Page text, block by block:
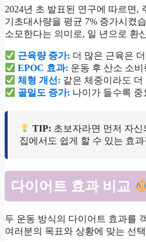
2024년 초 발표된 연구에 따르면,
기초대사량을 평균 7% 증가시켰
소모한다는 의미로, 일 년으로 환
근육량 증가: 더 많은 근육은
EPOC 효과: 운동 후 산소 소비
체형 개선: 같은 체중이라도
골밀도 증가: 나이가 들수록
TIP: 초보자라면 먼저 자
집에서도 쉽게 할 수 있는 효
다이어트 효과 비교
두 운동 방식의 다이어트 효과를
여러분의 목표와 상황에 맞는 선